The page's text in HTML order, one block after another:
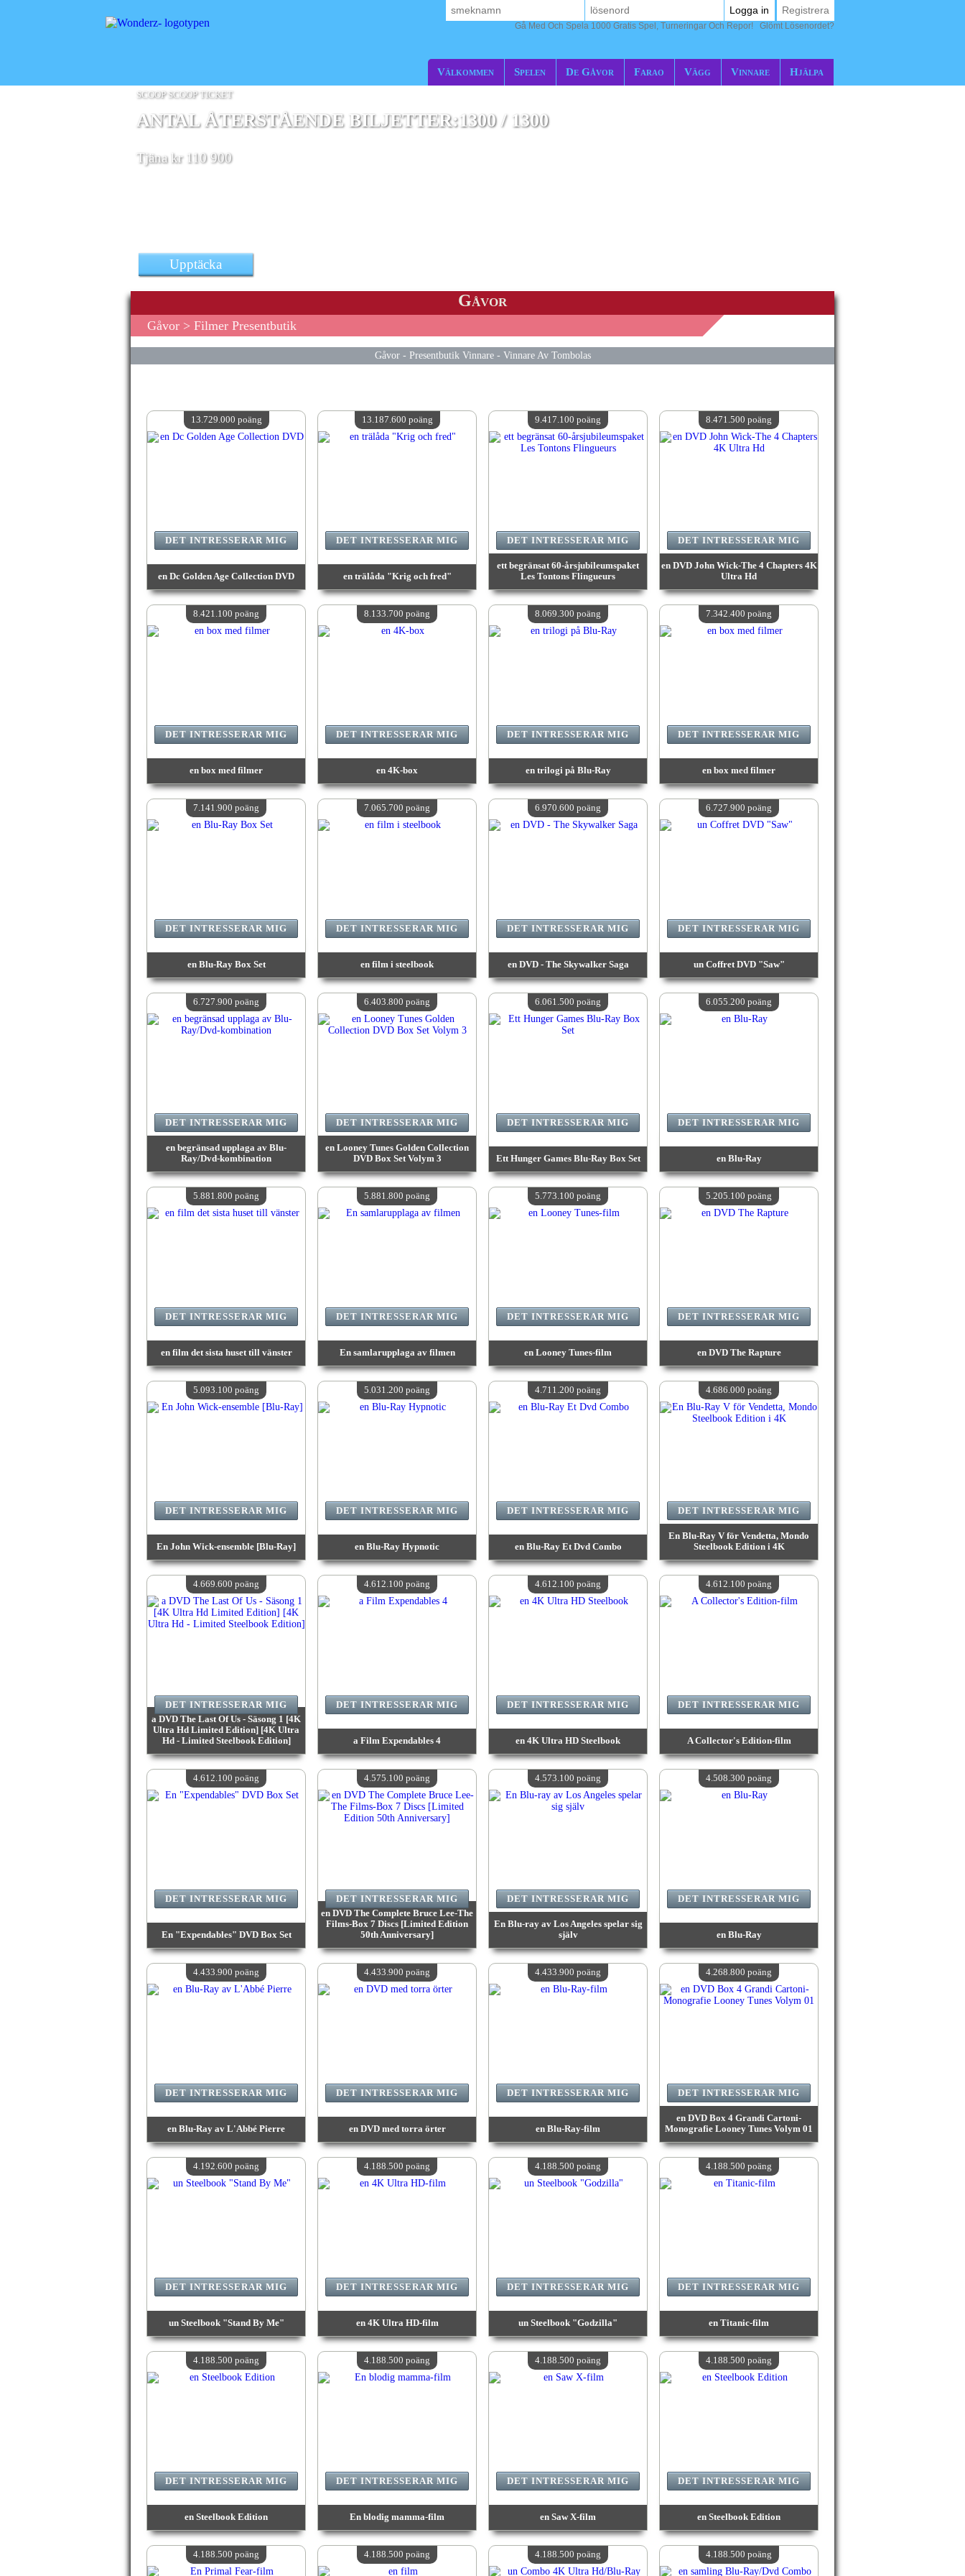
Välkommen Spelen De Gåvor Farao Vägg Vinnare Hjälpa
Logga in Registrera
Gå Med Och Spela 1000 Gratis Spel, Turneringar Och Repor! Glömt Lösenordet?
SCOOP SCOOP TICKET
ANTAL ÅTERSTÅENDE BILJETTER:1300 / 1300
Tjäna kr 110 900
Upptäcka
i exceptionell välbefinnandebox
Gåvor
Gåvor > Filmer Presentbutik
Gåvor- Presentbutik Vinnare- Vinnare Av Tombolas
en Dc Golden Age Collection DVD
värde:13 729 000 poäng
Antal tillgängliga:4
DET INTRESSERAR MIG
13.729.000 poäng
en trälåda "Krig och fred"
värde:13 187 600 poäng
Antal tillgängliga:4
DET INTRESSERAR MIG
13.187.600 poäng
ett begränsat 60-årsjubileumspaket
Les Tontons Flingueurs
värde:9 417 100 poäng
Antal tillgängliga:4
DET INTRESSERAR MIG
9.417.100 poäng
en DVD John Wick-The 4 Chapters 4K
Ultra Hd
värde:8 471 500 poäng
Antal tillgängliga:4
DET INTRESSERAR MIG
8.471.500 poäng
en box med filmer
värde:8 421 100 poäng
Antal tillgängliga:4
DET INTRESSERAR MIG
8.421.100 poäng
en 4K-box
värde:8 133 700 poäng
Antal tillgängliga:4
DET INTRESSERAR MIG
8.133.700 poäng
en trilogi på Blu-Ray
värde:8 069 300 poäng
Antal tillgängliga:4
DET INTRESSERAR MIG
8.069.300 poäng
en box med filmer
värde:7 342 400 poäng
Antal tillgängliga:4
DET INTRESSERAR MIG
7.342.400 poäng
en Blu-Ray Box Set
värde:7 141 900 poäng
Antal tillgängliga:4
DET INTRESSERAR MIG
7.141.900 poäng
en film i steelbook
värde:7 065 700 poäng
Antal tillgängliga:4
DET INTRESSERAR MIG
7.065.700 poäng
en DVD - The Skywalker Saga
värde:6 970 600 poäng
Antal tillgängliga:4
DET INTRESSERAR MIG
6.970.600 poäng
un Coffret DVD "Saw"
värde:6 727 900 poäng
Antal tillgängliga:4
DET INTRESSERAR MIG
6.727.900 poäng
en begränsad upplaga av Blu-
Ray/Dvd-kombination
värde:6 727 900 poäng
Antal tillgängliga:4
DET INTRESSERAR MIG
6.727.900 poäng
en Looney Tunes Golden Collection
DVD Box Set Volym 3
värde:6 403 800 poäng
Antal tillgängliga:4
DET INTRESSERAR MIG
6.403.800 poäng
Ett Hunger Games Blu-Ray Box Set
värde:6 061 500 poäng
Antal tillgängliga:4
DET INTRESSERAR MIG
6.061.500 poäng
en Blu-Ray
värde:6 055 200 poäng
Antal tillgängliga:4
DET INTRESSERAR MIG
6.055.200 poäng
en film det sista huset till vänster
värde:5 881 800 poäng
Antal tillgängliga:4
DET INTRESSERAR MIG
5.881.800 poäng
En samlarupplaga av filmen
värde:5 881 800 poäng
Antal tillgängliga:4
DET INTRESSERAR MIG
5.881.800 poäng
en Looney Tunes-film
värde:5 773 100 poäng
Antal tillgängliga:4
DET INTRESSERAR MIG
5.773.100 poäng
en DVD The Rapture
värde:5 205 100 poäng
Antal tillgängliga:4
DET INTRESSERAR MIG
5.205.100 poäng
En John Wick-ensemble [Blu-Ray]
värde:5 093 100 poäng
Antal tillgängliga:4
DET INTRESSERAR MIG
5.093.100 poäng
en Blu-Ray Hypnotic
värde:5 031 200 poäng
Antal tillgängliga:4
DET INTRESSERAR MIG
5.031.200 poäng
en Blu-Ray Et Dvd Combo
värde:4 711 200 poäng
Antal tillgängliga:4
DET INTRESSERAR MIG
4.711.200 poäng
En Blu-Ray V för Vendetta, Mondo
Steelbook Edition i 4K
värde:4 686 000 poäng
Antal tillgängliga:4
DET INTRESSERAR MIG
4.686.000 poäng
a DVD The Last Of Us - Säsong 1 [4K
Ultra Hd Limited Edition] [4K Ultra
Hd - Limited Steelbook Edition]
värde:4 669 600 poäng
Antal tillgängliga:4
DET INTRESSERAR MIG
4.669.600 poäng
a Film Expendables 4
värde:4 612 100 poäng
Antal tillgängliga:4
DET INTRESSERAR MIG
4.612.100 poäng
en 4K Ultra HD Steelbook
värde:4 612 100 poäng
Antal tillgängliga:4
DET INTRESSERAR MIG
4.612.100 poäng
A Collector's Edition-film
värde:4 612 100 poäng
Antal tillgängliga:4
DET INTRESSERAR MIG
4.612.100 poäng
En "Expendables" DVD Box Set
värde:4 612 100 poäng
Antal tillgängliga:4
DET INTRESSERAR MIG
4.612.100 poäng
en DVD The Complete Bruce Lee-The
Films-Box 7 Discs [Limited Edition
50th Anniversary]
värde:4 575 100 poäng
Antal tillgängliga:4
DET INTRESSERAR MIG
4.575.100 poäng
En Blu-ray av Los Angeles spelar sig
själv
värde:4 573 100 poäng
Antal tillgängliga:4
DET INTRESSERAR MIG
4.573.100 poäng
en Blu-Ray
värde:4 508 300 poäng
Antal tillgängliga:4
DET INTRESSERAR MIG
4.508.300 poäng
en Blu-Ray av L'Abbé Pierre
värde:4 433 900 poäng
Antal tillgängliga:4
DET INTRESSERAR MIG
4.433.900 poäng
en DVD med torra örter
värde:4 433 900 poäng
Antal tillgängliga:4
DET INTRESSERAR MIG
4.433.900 poäng
en Blu-Ray-film
värde:4 433 900 poäng
Antal tillgängliga:4
DET INTRESSERAR MIG
4.433.900 poäng
en DVD Box 4 Grandi Cartoni-
Monografie Looney Tunes Volym 01
värde:4 268 800 poäng
Antal tillgängliga:4
DET INTRESSERAR MIG
4.268.800 poäng
un Steelbook "Stand By Me"
värde:4 192 600 poäng
Antal tillgängliga:4
DET INTRESSERAR MIG
4.192.600 poäng
en 4K Ultra HD-film
värde:4 188 500 poäng
Antal tillgängliga:4
DET INTRESSERAR MIG
4.188.500 poäng
un Steelbook "Godzilla"
värde:4 188 500 poäng
Antal tillgängliga:4
DET INTRESSERAR MIG
4.188.500 poäng
en Titanic-film
värde:4 188 500 poäng
Antal tillgängliga:4
DET INTRESSERAR MIG
4.188.500 poäng
en Steelbook Edition
värde:4 188 500 poäng
Antal tillgängliga:4
DET INTRESSERAR MIG
4.188.500 poäng
En blodig mamma-film
värde:4 188 500 poäng
Antal tillgängliga:4
DET INTRESSERAR MIG
4.188.500 poäng
en Saw X-film
värde:4 188 500 poäng
Antal tillgängliga:4
DET INTRESSERAR MIG
4.188.500 poäng
en Steelbook Edition
värde:4 188 500 poäng
Antal tillgängliga:4
DET INTRESSERAR MIG
4.188.500 poäng
4.188.500 poäng 4.188.500 poäng 4.188.500 poäng 4.188.500 poäng